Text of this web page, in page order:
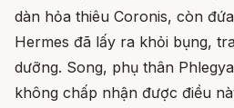
dàn hỏa thiêu Coronis, còn
Hermes đã lấy ra khỏi bụng,
dưỡng. Song, phụ thân
không chấp nhận được điều